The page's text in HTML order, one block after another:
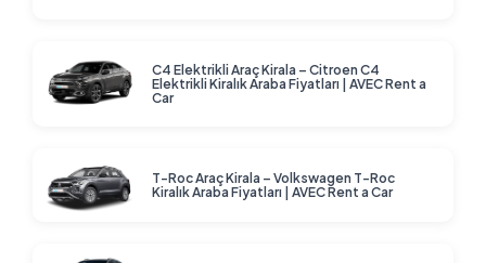
C4 Elektrikli Araç Kirala – Citroen C4
Elektrikli Kiralık Araba Fiyatları | AVEC Rent a
Car
T-Roc Araç Kirala – Volkswagen T-Roc
Kiralık Araba Fiyatları | AVEC Rent a Car